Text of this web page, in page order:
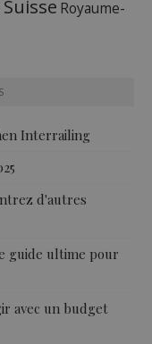
Suisse Royaume-
Interrailing
d'autres
guide ultime pour
avec un budget